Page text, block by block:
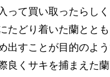
って買い取ったらしく
たどり着いた蘭ととも
出すことが目的のよう
良くサキを捕まえた蘭